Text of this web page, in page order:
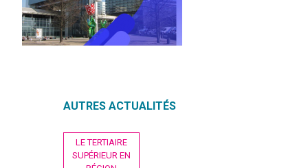
EVÉNEMENTS
PUBLICATIONS
NOUS REJOINDRE
AUTRES ACTUALITÉS
Navigation
de
LE TERTIAIRE
SUPÉRIEUR EN